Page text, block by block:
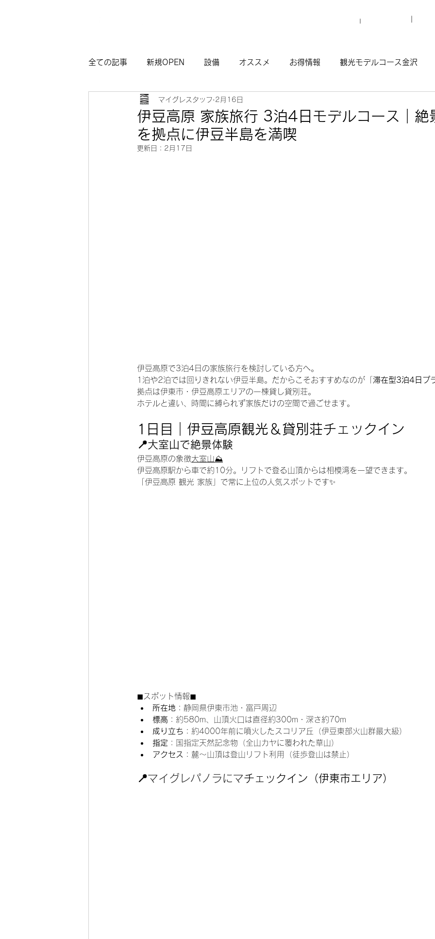
全ての記事 新規OPEN 設備 オススメ お得情報 観光モデルコース金沢
マイグレ東京 お知らせ 観光モデルコース渋谷原宿
観光モデルコース熱海 サウナ
伊豆高原 家族旅行 3泊4日モデルコース｜絶
を拠点に伊豆半島を満喫
マイグレスタッフ 2月16日
更新日： 2月17日
伊豆高原で3泊4日の家族旅行を検討している方へ。
1泊や2泊では回りきれない伊豆半島。だからこそおすすめなのが「 滞在型3泊4日プ
拠点は伊東市・伊豆高原エリアの一棟貸し貸別荘。
ホテルと違い、時間に縛られず家族だけの空間で過ごせます。
1日目｜伊豆高原観光＆貸別荘チェックイン
📍大室山で絶景体験
伊豆高原の象徴大室山⛰️
伊豆高原駅から車で約10分。リフトで登る山頂からは相模湾を一望できます。
「伊豆高原 観光 家族」で常に上位の人気スポットです✨
◼︎スポット情報◼︎
所在地 ：静岡県伊東市池・富戸周辺
標高 ：約580m、山頂火口は直径約300m・深さ約70m
成り立ち ：約4000年前に噴火したスコリア丘（伊豆東部火山群最大級）
指定 ：国指定天然記念物（全山カヤに覆われた草山）
アクセス
：麓〜山頂は登山リフト利用（徒歩登山は禁止）
📍マイグレパノラにマチェックイン（伊東市エリア）